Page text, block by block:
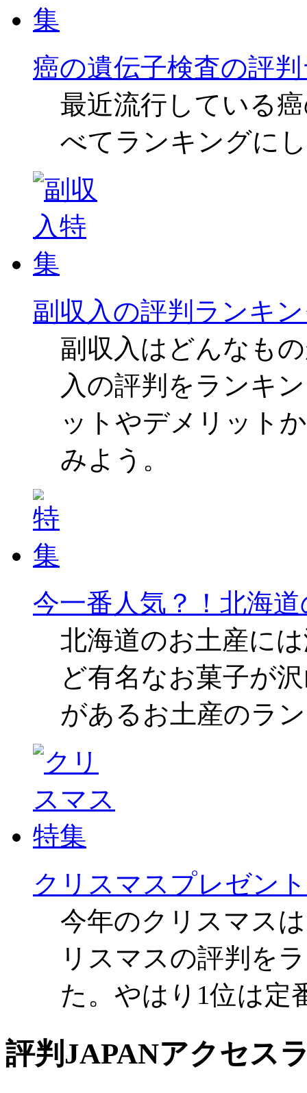
癌の遺伝子検査の評
最近流行している
べてランキングに
副収入の評判ランキ
副収入はどんなも
入の評判をランキ
ットやデメリット
みよう。
今一番人気？！北海
北海道のお土産に
ど有名なお菓子が
があるお土産のラ
クリスマスプレゼン
今年のクリスマス
リスマスの評判を
た。やはり1位は定
評判JAPANアクセス